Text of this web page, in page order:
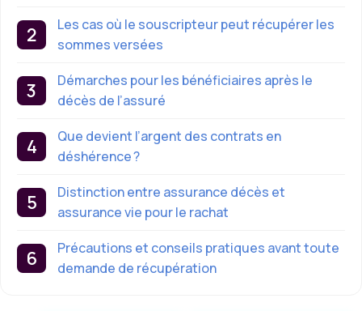
Les cas où le souscripteur peut récupérer les
sommes versées
Démarches pour les bénéficiaires après le
décès de l’assuré
Que devient l’argent des contrats en
déshérence ?
Distinction entre assurance décès et
assurance vie pour le rachat
Précautions et conseils pratiques avant toute
demande de récupération